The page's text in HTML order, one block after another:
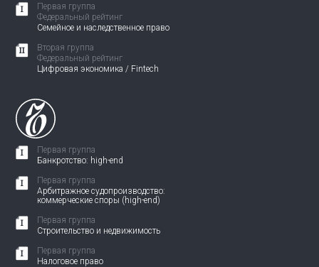
Первая группа
Федеральный рейтинг
Семейное и наследственное право
Вторая группа
Федеральный рейтинг
Цифровая экономика / Fintech
Первая группа
Банкротство: high-end
Первая группа
Арбитражное судопроизводство:
коммерческие споры (high-end)
Первая группа
Строительство и недвижимость
Первая группа
Налоговое право